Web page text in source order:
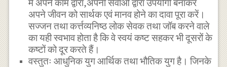
में अपने काम द्वारा,अपनी सेवाओं द्वारा उपयोगी बनाकर
अपने जीवन को सार्थक एवं मानव होने का दावा पूरा करें।
सज्जन तथा कर्त्तव्यनिष्ठ लोक सेवक तथा जॉब करने वाले
का यही स्वभाव होता है कि वे स्वयं कष्ट सहकर भी दूसरों के
कष्टों को दूर करते हैं।
वस्तुतः आधुनिक युग आर्थिक तथा भौतिक युग है। जिनके